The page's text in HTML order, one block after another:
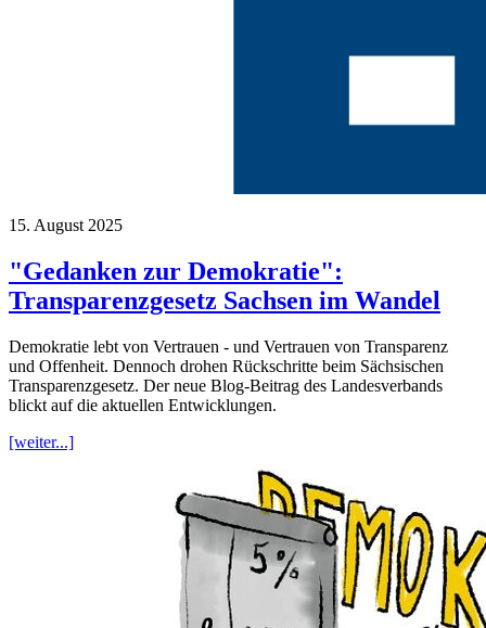
15. August 2025
"Gedanken zur Demokratie":
Transparenzgesetz Sachsen im Wandel
Demokratie lebt von Vertrauen - und Vertrauen von Transparenz
und Offenheit. Dennoch drohen Rückschritte beim Sächsischen
Transparenzgesetz. Der neue Blog-Beitrag des Landesverbands
blickt auf die aktuellen Entwicklungen.
[weiter...]